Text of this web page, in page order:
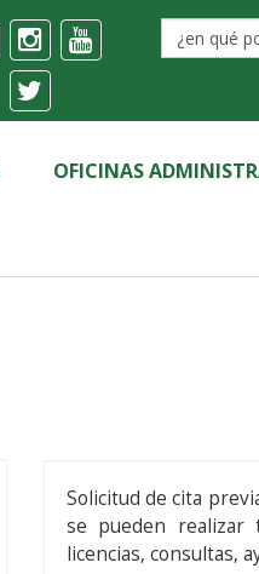
OFICINAS
Solicitud de cita previa
se pueden realizar
licencias, consultas,